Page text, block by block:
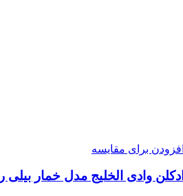
برای مقایسه
وادی الخلیج مدل خمار بیلی